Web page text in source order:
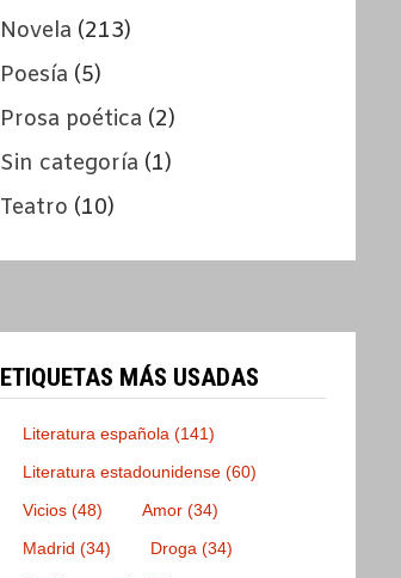
Novela (213)
Poesía (5)
Prosa poética (2)
Sin categoría (1)
Teatro (10)
ETIQUETAS MÁS USADAS
Literatura española (141)
Literatura estadounidense (60)
Vicios (48) Amor (34)
Madrid (34) Droga (34)